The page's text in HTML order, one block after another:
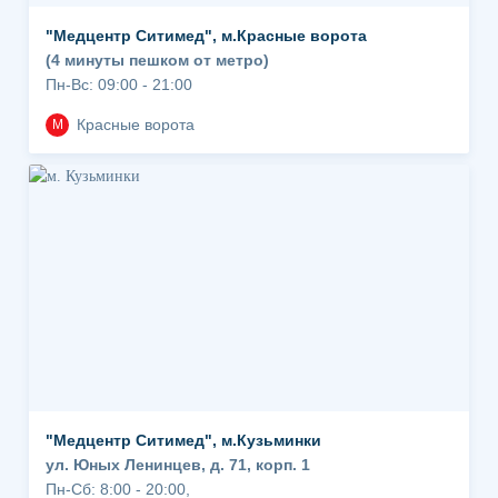
"Медцентр Ситимед", м.Красные ворота
(4 минуты пешком от метро)
Пн-Вс: 09:00 - 21:00
М Красные ворота
"Медцентр Ситимед", м.Кузьминки
ул. Юных Ленинцев, д. 71, корп. 1
Пн-Сб: 8:00 - 20:00,